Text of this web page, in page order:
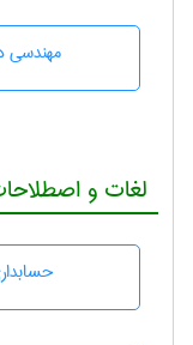
مهندسی
لغات و